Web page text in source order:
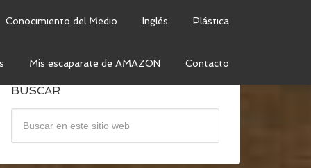
Conocimiento del Medio Inglés Plástica
Mis escaparate de AMAZON Contacto
BUSCAR